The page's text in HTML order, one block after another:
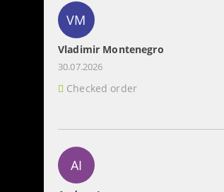
VM
Vladimir Montenegro
30.07.2026
Checked order
AI